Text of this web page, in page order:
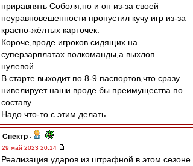
приравнять Соболя,но и он из-за своей
неуравновешенности пропустил кучу игр из-за
красно-жёлтых карточек.
Короче,вроде игроков сидящих на
суперзарплатах полкоманды,а выхлоп
нулевой.
В старте выходит по 8-9 паспортов,что сразу
нивелирует наши вроде бы преимущества по
составу.
Надо что-то с этим делать.
Спектр -
29 май 2023 20:14
Реализация ударов из штрафной в этом сезоне